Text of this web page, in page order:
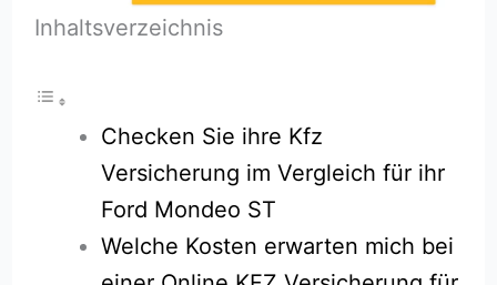
Inhaltsverzeichnis
Checken Sie ihre Kfz
Versicherung im Vergleich für ihr
Ford Mondeo ST
Welche Kosten erwarten mich bei